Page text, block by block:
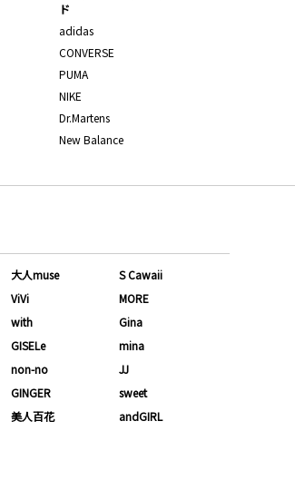
ド
adidas
CONVERSE
PUMA
NIKE
Dr.Martens
New Balance
大人muse
S Cawaii
ViVi
MORE
with
Gina
GISELe
mina
non-no
JJ
GINGER
sweet
美人百花
andGIRL